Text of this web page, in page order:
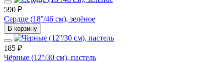
590 ₽
Сердце (18''/46 см), зелёное
В корзину
185 ₽
Чёрные (12''/30 см), пастель